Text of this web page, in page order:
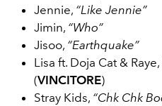
Jennie, “Like Jennie”
Jimin, “Who”
Jisoo, “Earthquake”
Lisa ft. Doja Cat & Raye,
(VINCITORE)
Stray Kids, “Chk Chk